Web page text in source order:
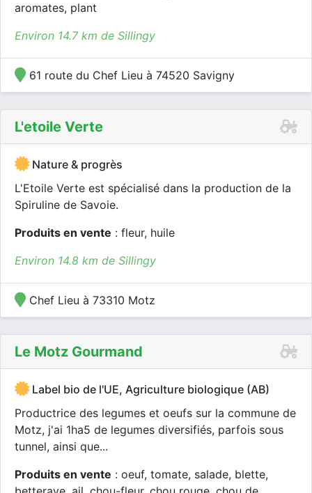
aromates, plant
Environ 14.7 km de Sillingy
61 route du Chef Lieu à 74520 Savigny
L'etoile Verte
Nature & progrès
L'Etoile Verte est spécialisé dans la production de la
Spiruline de Savoie.
Produits en vente : fleur, huile
Environ 14.8 km de Sillingy
Chef Lieu à 73310 Motz
Le Motz Gourmand
Label bio de l'UE, Agriculture biologique (AB)
Productrice des legumes et oeufs sur la commune de
Motz, j'ai 1ha5 de legumes diversifiés, parfois sous
tunnel, ainsi que...
Produits en vente : oeuf, tomate, salade, blette,